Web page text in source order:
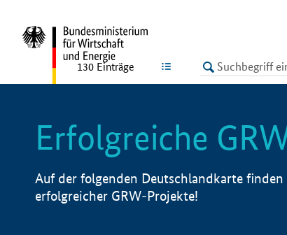
LISTE
130 Einträge
Erfolgreiche
Auf der folgenden Deutschlandkarte finden
erfolgreicher GRW-Projekte!